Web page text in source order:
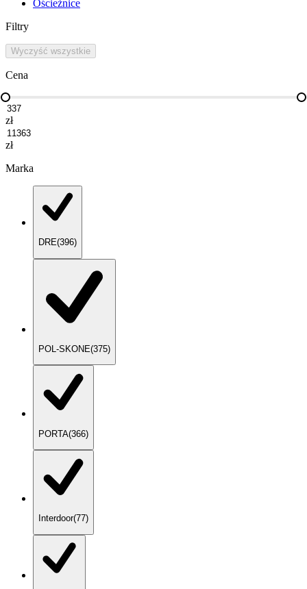
Ościeżnice
Filtry
Wyczyść wszystkie
Cena
zł
zł
Marka
DRE(396)
POL-SKONE(375)
PORTA(366)
Interdoor(77)